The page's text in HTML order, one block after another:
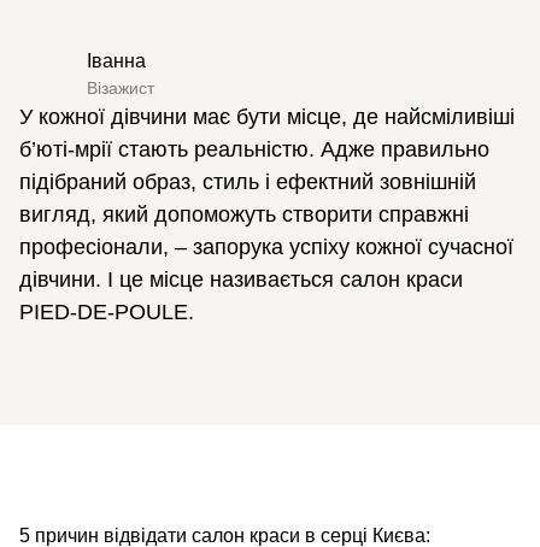
Іванна
Візажист
У кожної дівчини має бути місце, де найсміливіші
б’юті-мрії стають реальністю. Адже правильно
підібраний образ, стиль і ефектний зовнішній
вигляд, який допоможуть створити справжні
професіонали, – запорука успіху кожної сучасної
дівчини. І це місце називається салон краси
PIED-DE-POULE.
5 причин відвідати салон краси в серці Києва: